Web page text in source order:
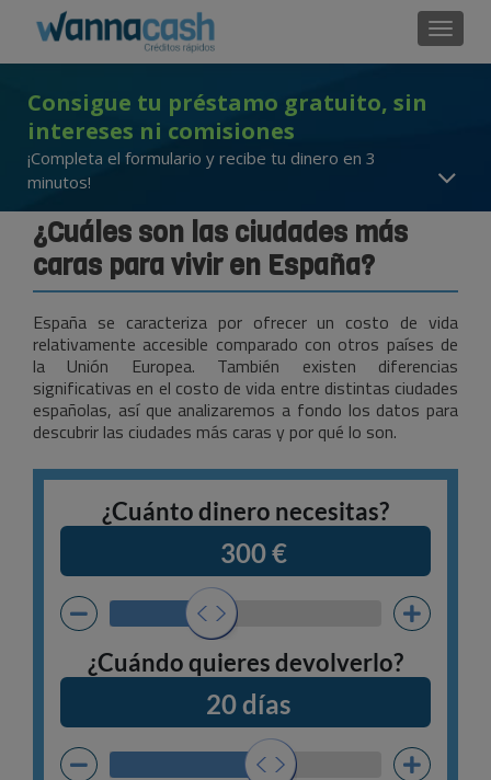
Consigue tu préstamo gratuito, sin
intereses ni comisiones
¡Completa el formulario y recibe tu dinero en 3
minutos!
¿Cuáles son las ciudades más
caras para vivir en España?
España se caracteriza por ofrecer un costo de vida
relativamente accesible comparado con otros países de
la Unión Europea. También existen diferencias
significativas en el costo de vida entre distintas ciudades
españolas, así que analizaremos a fondo los datos para
descubrir las ciudades más caras y por qué lo son.